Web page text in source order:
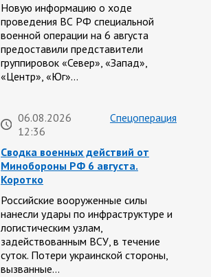
Новую информацию о ходе
проведения ВС РФ специальной
военной операции на 6 августа
предоставили представители
группировок «Север», «Запад»,
«Центр», «Юг»…
06.08.2026
12:36
Спецоперация
Сводка военных действий от
Минобороны РФ 6 августа.
Коротко
Российские вооруженные силы
нанесли удары по инфраструктуре и
логистическим узлам,
задействованным ВСУ, в течение
суток. Потери украинской стороны,
вызванные…